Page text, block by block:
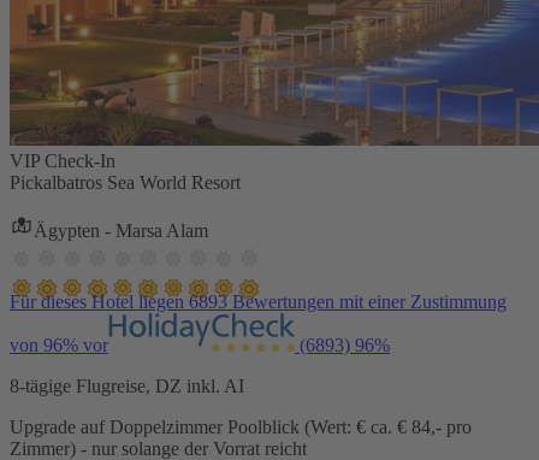
VIP Check-In
Pickalbatros Sea World Resort
Ägypten - Marsa Alam
Für dieses Hotel liegen 6893 Bewertungen mit einer Zustimmung
von 96% vor (6893) 96%
8-tägige Flugreise, DZ inkl. AI
Upgrade auf Doppelzimmer Poolblick (Wert: € ca. € 84,- pro
Zimmer) - nur solange der Vorrat reicht